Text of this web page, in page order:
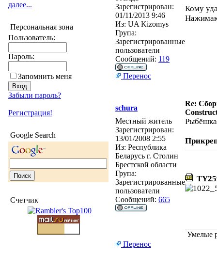
далее...
Персональная зона
Пользователь:
Пароль:
Запомнить меня
Забыли пароль?
Регистрация!
Google Search
Счетчик
Зарегистрирован:
01/11/2013 9:46
Из: UA Kizomys
Група:
Зарегистрированные
пользователи
Сообщений: 119
Кому
Нажимаю
Перенос
schura
Re:
Местный житель
Зарегистрирован:
13/01/2008 2:55
Из: Республика
Беларусь г. Столин
Брестской области
Група:
Зарегистрированные
пользователи
Сообщений: 665
Умелые
Перенос